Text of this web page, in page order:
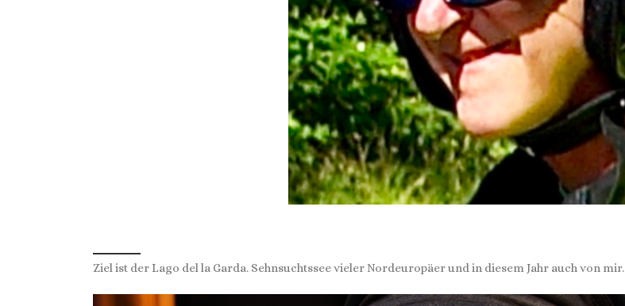
Ziel ist der Lago del la Garda. Sehnsuchtssee vieler Nordeuropäer und in diesem Jahr auch von mir.